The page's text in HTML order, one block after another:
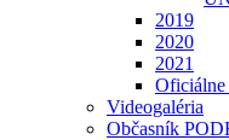
2019
2020
2021
Oficiálne
Videogaléria
Občasník